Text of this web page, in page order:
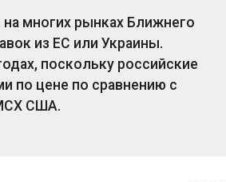
многих рынках Ближнего
из ЕС или Украины.
поскольку российские
по цене по сравнению с
США.